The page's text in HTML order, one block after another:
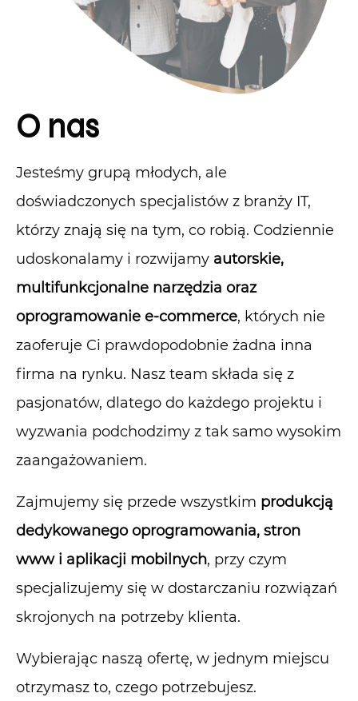
O nas
Jesteśmy grupą młodych, ale
doświadczonych specjalistów z branży IT,
którzy znają się na tym, co robią. Codziennie
udoskonalamy i rozwijamy autorskie,
multifunkcjonalne narzędzia oraz
oprogramowanie e-commerce, których nie
zaoferuje Ci prawdopodobnie żadna inna
firma na rynku. Nasz team składa się z
pasjonatów, dlatego do każdego projektu i
wyzwania podchodzimy z tak samo wysokim
zaangażowaniem.
Zajmujemy się przede wszystkim produkcją
dedykowanego oprogramowania, stron
www i aplikacji mobilnych, przy czym
specjalizujemy się w dostarczaniu rozwiązań
skrojonych na potrzeby klienta.
Wybierając naszą ofertę, w jednym miejscu
otrzymasz to, czego potrzebujesz.